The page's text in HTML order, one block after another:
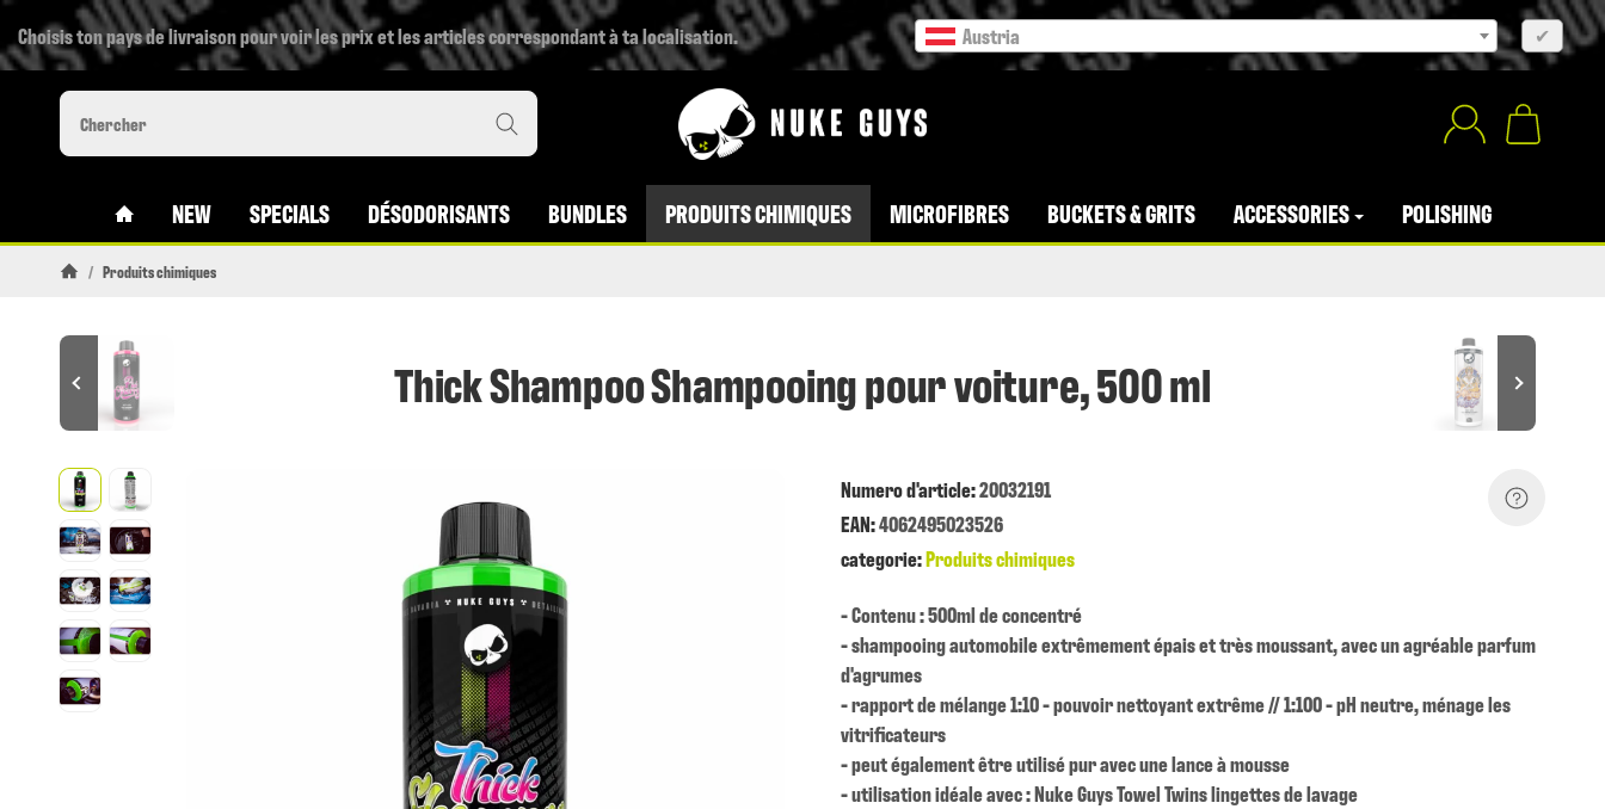
Choisis ton pays de livraison pour voir les prix et les articles correspondant à ta localisation. Austria ✔
#CUSTOM.LINKHOME#
NEW SPECIALS DÉSODORISANTS BUNDLES PRODUITS CHIMIQUES MICROFIBRES BUCKETS & GRITS ACCESSORIES POLISHING
/ Produits chimiques
Thick Shampoo Shampooing pour voiture, 500 ml
Numero d'article:20032191
EAN:4062495023526
categorie:Produits chimiques
- Contenu : 500ml de concentré
- shampooing automobile extrêmement épais et très moussant, avec un agréable parfum
d'agrumes
- rapport de mélange 1:10 - pouvoir nettoyant extrême // 1:100 - pH neutre, ménage les
vitrificateurs
- peut également être utilisé pur avec une lance à mousse
- utilisation idéale avec : Nuke Guys Towel Twins lingettes de lavage